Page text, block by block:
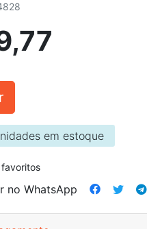
em estoque
no WhatsApp